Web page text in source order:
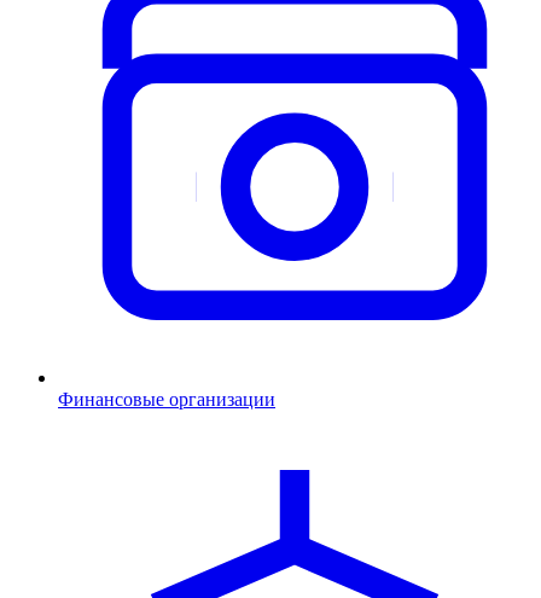
Финансовые организации